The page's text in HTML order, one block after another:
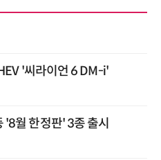
'씨라이언 6 DM-i'
'8월 한정판' 3종 출시